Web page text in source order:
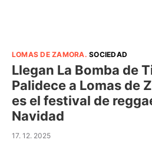
LOMAS DE ZAMORA.SOCIEDAD
Llegan La Bomba de
Palidece a Lomas de
es el festival de
Navidad
17. 12. 2025